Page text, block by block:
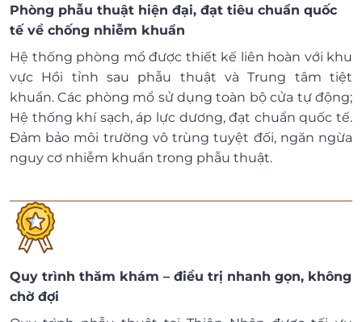
Phòng phẫu thuật hiện đại, đạt tiêu chuẩn quốc
tế về chống nhiễm khuẩn
Hệ thống phòng mổ được thiết kế liên hoàn với khu
vực Hồi tỉnh sau phẫu thuật và Trung tâm tiệt
khuẩn. Các phòng mổ sử dụng toàn bộ cửa tự động;
Hệ thống khí sạch, áp lực dương, đạt chuẩn quốc tế.
Đảm bảo môi trường vô trùng tuyệt đối, ngăn ngừa
nguy cơ nhiễm khuẩn trong phẫu thuật.
Quy trình thăm khám – điều trị nhanh gọn, không
chờ đợi